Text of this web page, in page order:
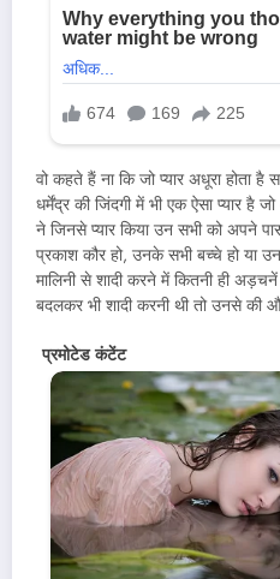
वो कहते हैं ना कि जो प्यार अधूरा होता है
धर्मेंद्र की जिंदगी में भी एक ऐसा प्यार है
ने जिनसे प्यार किया उन सभी को अपने
प्रकाश कौर हो, उनके सभी बच्चे हो या
मालिनी से शादी करने में कितनी ही
बदलकर भी शादी करनी थी तो उनसे की